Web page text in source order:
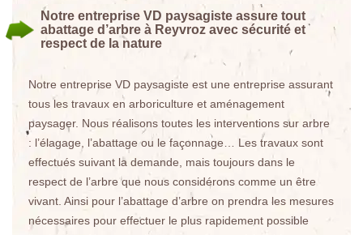
Notre entreprise VD paysagiste assure tout
abattage d’arbre à Reyvroz avec sécurité et
respect de la nature
Notre entreprise VD paysagiste est une entreprise assurant
tous les travaux en arboriculture et aménagement
paysager. Nous réalisons toutes les interventions sur arbre
: l’élagage, l’abattage ou le façonnage… Les travaux sont
effectués suivant la demande, mais toujours dans le
respect de l’arbre que nous considérons comme un être
vivant. Ainsi pour l’abattage d’arbre on prendra les mesures
nécessaires pour effectuer le plus rapidement possible